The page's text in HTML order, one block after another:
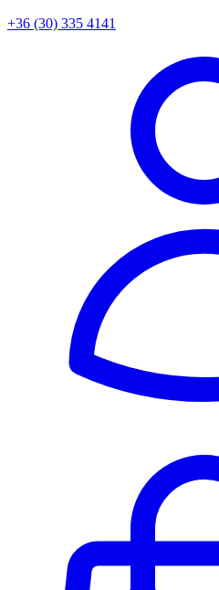
+36 (30) 335 4141